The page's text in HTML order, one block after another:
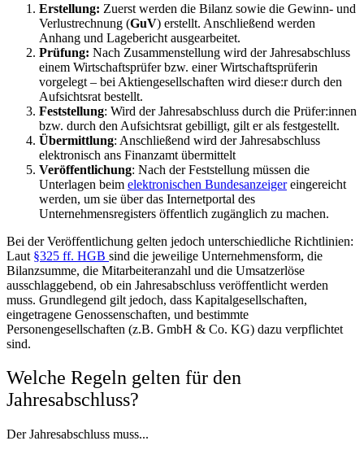
Erstellung: Zuerst werden die Bilanz sowie die Gewinn- und
Verlustrechnung (GuV) erstellt. Anschließend werden
Anhang und Lagebericht ausgearbeitet.
Prüfung: Nach Zusammenstellung wird der Jahresabschluss
einem Wirtschaftsprüfer bzw. einer Wirtschaftsprüferin
vorgelegt – bei Aktiengesellschaften wird diese:r durch den
Aufsichtsrat bestellt.
Feststellung: Wird der Jahresabschluss durch die Prüfer:innen
bzw. durch den Aufsichtsrat gebilligt, gilt er als festgestellt.
Übermittlung: Anschließend wird der Jahresabschluss
elektronisch ans Finanzamt übermittelt
Veröffentlichung: Nach der Feststellung müssen die
Unterlagen beim elektronischen Bundesanzeigereingereicht
werden, um sie über das Internetportal des
Unternehmensregisters öffentlich zugänglich zu machen.
Bei der Veröffentlichung gelten jedoch unterschiedliche Richtlinien:
Laut §325 ff. HGB sind die jeweilige Unternehmensform, die
Bilanzsumme, die Mitarbeiteranzahl und die Umsatzerlöse
ausschlaggebend, ob ein Jahresabschluss veröffentlicht werden
muss. Grundlegend gilt jedoch, dass Kapitalgesellschaften,
eingetragene Genossenschaften, und bestimmte
Personengesellschaften (z.B. GmbH & Co. KG) dazu verpflichtet
sind.
Welche Regeln gelten für den
Jahresabschluss?
Der Jahresabschluss muss...